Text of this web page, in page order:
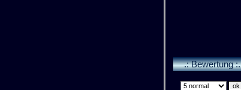
.: Bewertung :.